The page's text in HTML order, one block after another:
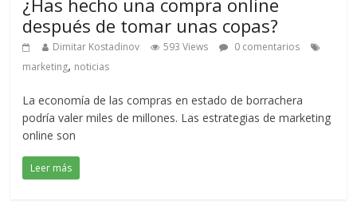
después de tomar unas copas?
Dimitar Kostadinov 593 Views
0 comentarios
marketing, noticias
La economía de las compras en estado de borrachera
podría valer miles de millones. Las estrategias de marketing
online son
Leer más